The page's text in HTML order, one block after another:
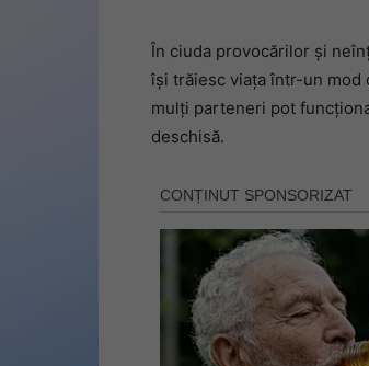
În ciuda provocărilor și
își trăiesc viața într-un mod
mulți parteneri pot
deschisă.